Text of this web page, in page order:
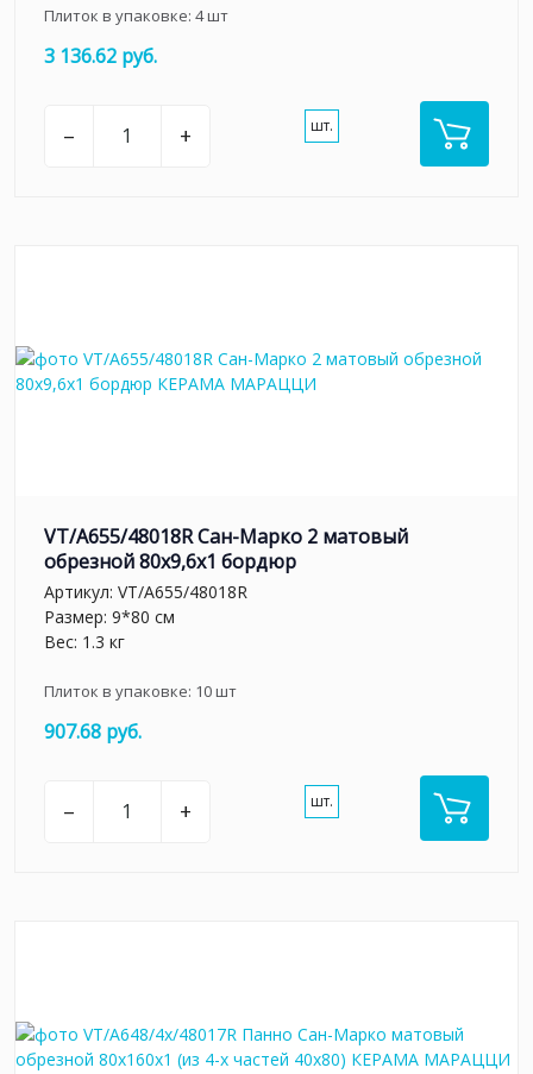
Плиток в упаковке: 4шт
3 136.62 руб.
– + шт.
VT/A655/48018R Сан-Марко 2 матовый
обрезной 80x9,6x1 бордюр
Артикул: VT/A655/48018R
Размер: 9*80 см
Вес: 1.3 кг
Плиток в упаковке: 10шт
907.68 руб.
– + шт.